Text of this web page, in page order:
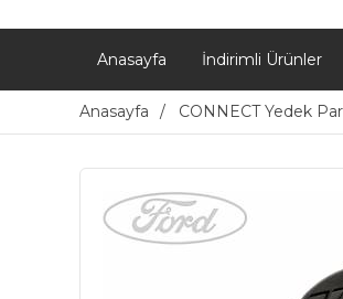
Anasayfa İndirimli Ürünler
Anasayfa CONNECT Yedek